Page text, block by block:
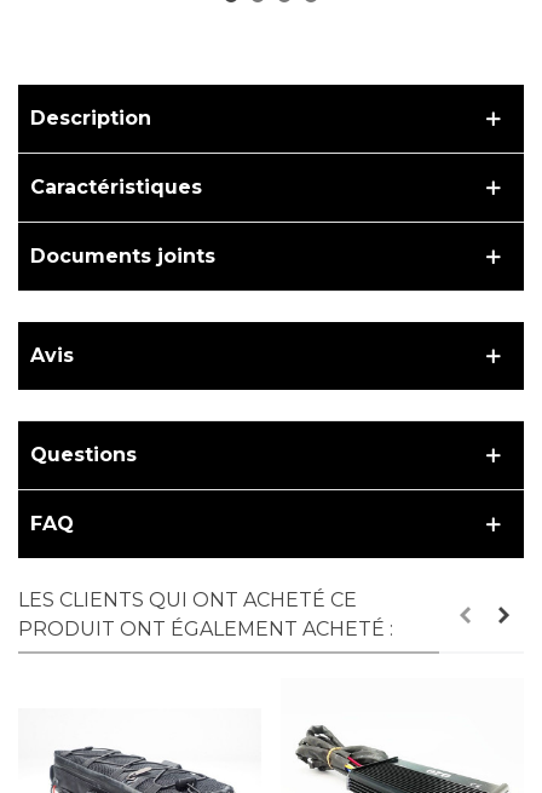
Description
Caractéristiques
Documents joints
Avis
Questions
FAQ
LES CLIENTS QUI ONT ACHETÉ CE
PRODUIT ONT ÉGALEMENT ACHETÉ :